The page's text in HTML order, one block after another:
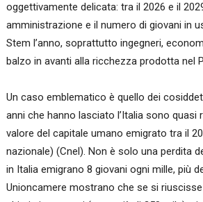
oggettivamente delicata: tra il 2026 e il
amministrazione e il numero di giovani in
Stem l’anno, soprattutto ingegneri,
balzo in avanti alla ricchezza prodotta nel
Un caso emblematico è quello dei
anni che hanno lasciato l’Italia sono
valore del capitale umano emigrato tra il
nazionale) (Cnel). Non è solo una perdita
in Italia emigrano 8 giovani ogni mille, più
Unioncamere mostrano che se si